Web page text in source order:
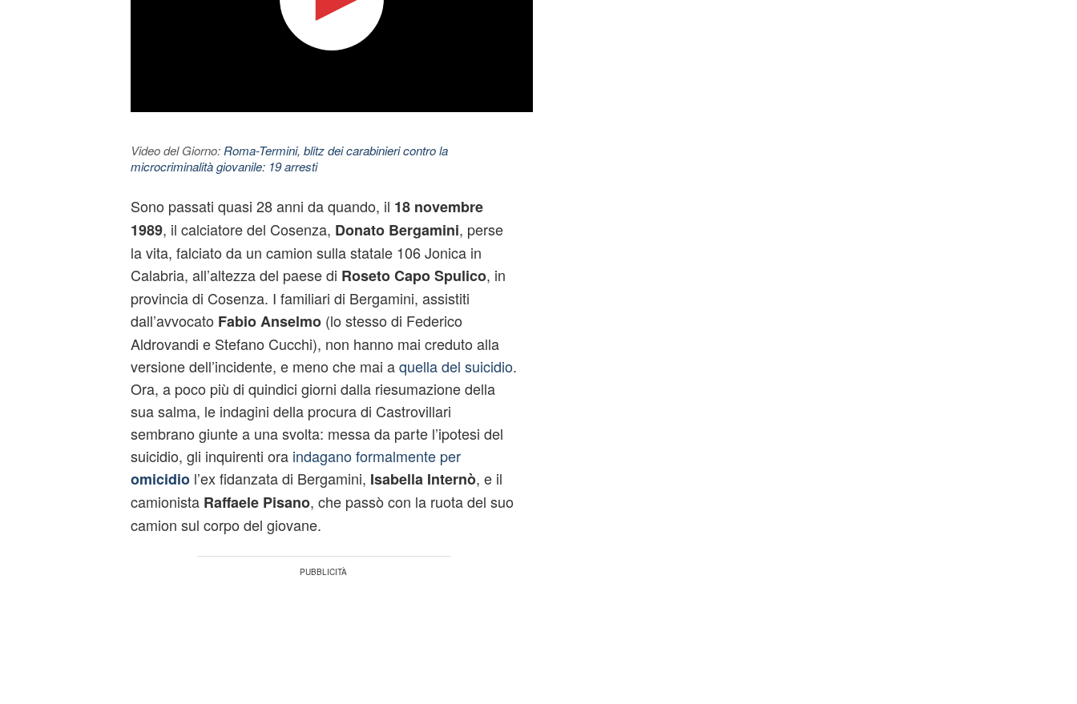
Video del Giorno: Roma-Termini, blitz dei carabinieri contro la
microcriminalità giovanile: 19 arresti
Sono passati quasi 28 anni da quando, il 18 novembre
1989, il calciatore del Cosenza, Donato Bergamini, perse
la vita, falciato da un camion sulla statale 106 Jonica in
Calabria, all’altezza del paese di Roseto Capo Spulico, in
provincia di Cosenza. I familiari di Bergamini, assistiti
dall’avvocato Fabio Anselmo(lo stesso di Federico
Aldrovandi e Stefano Cucchi), non hanno mai creduto alla
versione dell’incidente, e meno che mai aquella del suicidio.
Ora, a poco più di quindici giorni dalla riesumazione della
sua salma, le indagini della procura di Castrovillari
sembrano giunte a una svolta: messa da parte l’ipotesi del
suicidio, gli inquirenti ora indagano formalmente per
omicidio l’ex fidanzata di Bergamini, Isabella Internò, e il
camionista Raffaele Pisano, che passò con la ruota del suo
camion sul corpo del giovane.